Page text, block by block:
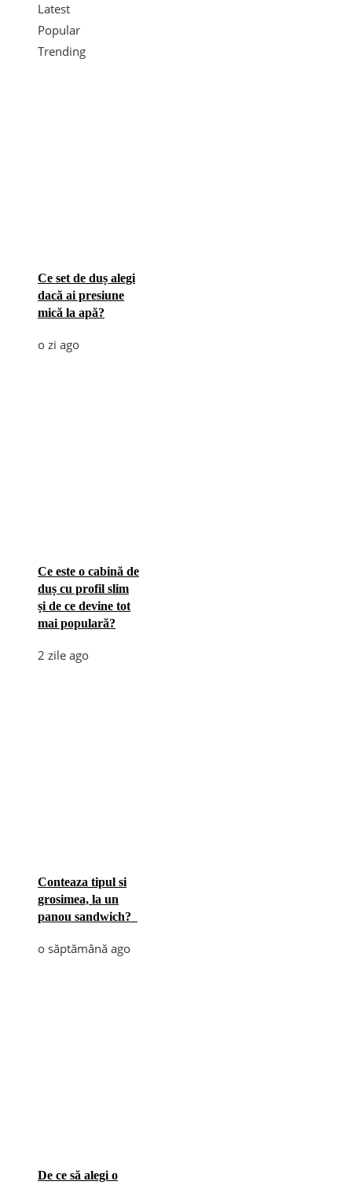
Latest
Popular
Trending
Ce set de duș alegi
dacă ai presiune
mică la apă?
o zi ago
Ce este o cabină de
duș cu profil slim
și de ce devine tot
mai populară?
2 zile ago
Conteaza tipul si
grosimea, la un
panou sandwich?
o săptămână ago
De ce să alegi o